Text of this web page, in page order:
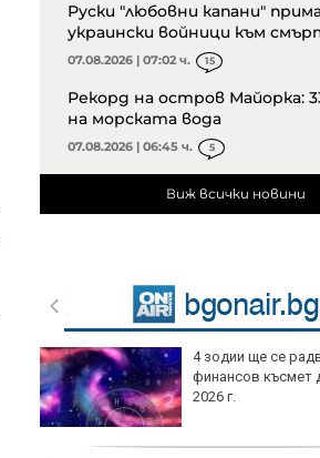
Руски "любовни капани"
украински войници към
07.08.2026 | 07:02 ч. 15
Рекорд на остров Майорка:
на морската вода
07.08.2026 | 06:45 ч. 5
Виж всички новини
4 зодии ще се
финансов късмет
2026 г.